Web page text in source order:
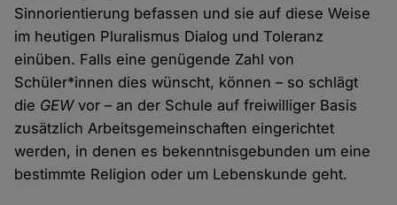
Sinnorientierung befassen und sie auf diese Weise
im heutigen Pluralismus Dialog und Toleranz
einüben. Falls eine genügende Zahl von
Schüler*innen dies wünscht, können – so schlägt
die GEWvor – an der Schule auf freiwilliger Basis
zusätzlich Arbeitsgemeinschaften eingerichtet
werden, in denen es bekenntnisgebunden um eine
bestimmte Religion oder um Lebenskunde geht.